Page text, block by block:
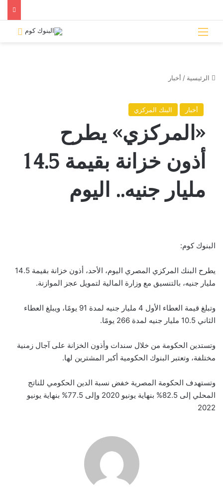
القائمة
الرئيسية / أخبار
أخبار البنك المركزي
«المركزي» يطرح
أذون خزانة بقيمة 14.5
مليار جنيه.. اليوم
البنوك كوم:
يطرح البنك المركزي المصري اليوم، الأحد، أذون خزانة بقيمة 14.5
مليار جنيه، بالتنسيق مع وزارة المالية لتمويل عجز الموازنة.
وتبلغ قيمة العطاء الأول 4 مليار جنيه لمدة 91 يومًا، ويبلغ العطاء
الثاني 10.5 مليار جنيه لمدة 266 يومًا.
وتستدين الحكومة من خلال سندات وأذون الخزانة على آجال زمنية
مختلفة، وتعتبر البنوك الحكومية أكبر المشترين لها.
وتستهدف الحكومة المصرية خفض نسبة الدين الحكومي للناتج
المحلي إلى 82.5% بنهاية يونيو 2020 وإلى 77.5% بنهاية يونيو
2022